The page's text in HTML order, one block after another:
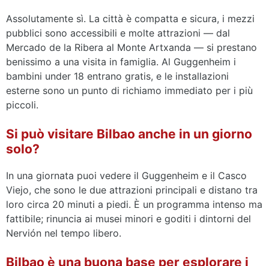
Assolutamente sì. La città è compatta e sicura, i mezzi
pubblici sono accessibili e molte attrazioni — dal
Mercado de la Ribera al Monte Artxanda — si prestano
benissimo a una visita in famiglia. Al Guggenheim i
bambini under 18 entrano gratis, e le installazioni
esterne sono un punto di richiamo immediato per i più
piccoli.
Si può visitare Bilbao anche in un giorno
solo?
In una giornata puoi vedere il Guggenheim e il Casco
Viejo, che sono le due attrazioni principali e distano tra
loro circa 20 minuti a piedi. È un programma intenso ma
fattibile; rinuncia ai musei minori e goditi i dintorni del
Nervión nel tempo libero.
Bilbao è una buona base per esplorare i